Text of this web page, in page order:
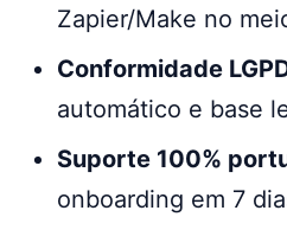
Zapier/Make no
Conformidade
automático e base
Suporte 100%
onboarding em 7